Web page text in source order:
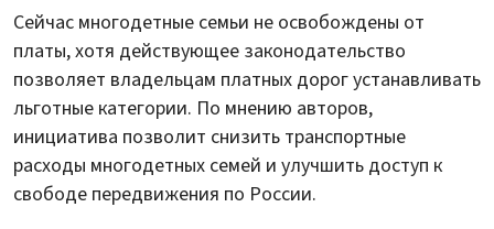
Сейчас многодетные семьи не освобождены от
платы, хотя действующее законодательство
позволяет владельцам платных дорог устанавливать
льготные категории. По мнению авторов,
инициатива позволит снизить транспортные
расходы многодетных семей и улучшить доступ к
свободе передвижения по России.